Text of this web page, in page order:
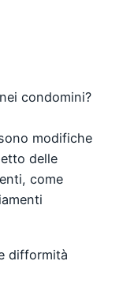
condomini?
modifiche
delle
come
difformità